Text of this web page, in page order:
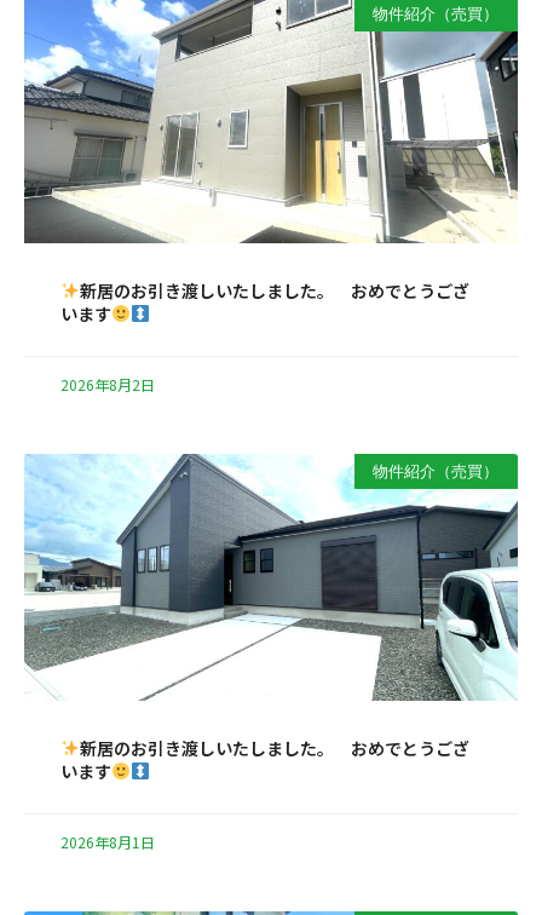
物件紹介（売買）
新居のお引き渡しいたしました。 おめでとうござ
います
2026年8月2日
物件紹介（売買）
新居のお引き渡しいたしました。 おめでとうござ
います
2026年8月1日